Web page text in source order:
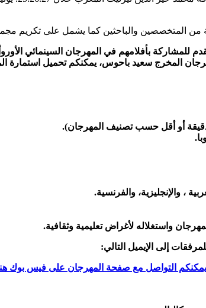
المتخصصين والباحثين كما يشمل على تكريم
للمشاركة بأفلامهم في المهرجان
المخرج سعيد باحوس، يمكنكم تحميل استمارة
، والإنجليزية، والفرنسية.
واستغلاله لأغراض تعليمية وثقافية.
إلى الإيميل التالي:
التواصل مع صفحة المهرجان على فيس بوك